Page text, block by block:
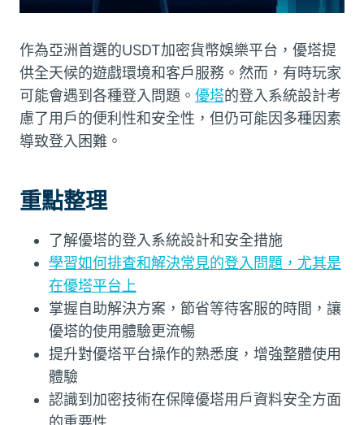
作為亞洲首選的USDT加密貨幣娛樂平台，優塔提
供全天候的遊戲環境和客戶服務。然而，有時玩家
可能會遇到各種登入問題。 優塔的登入系統設計考
慮了用戶的便利性和安全性，但仍可能因多種因素
導致登入困難。
重點整理
了解優塔的登入系統設計和安全措施
學習如何排查和解決常見的登入問題，尤其是
在優塔平台上
掌握自助解決方案，節省等待客服的時間，讓
優塔的使用體驗更流暢
提升對優塔平台操作的熟悉度，增強整體使用
體驗
認識到加密技術在保障優塔用戶資料安全方面